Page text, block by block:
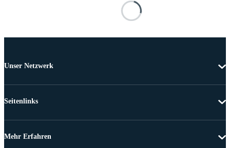
Unser Netzwerk
Seitenlinks
Mehr Erfahren